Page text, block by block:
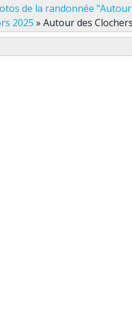
de la randonnée
2025 » Autour des